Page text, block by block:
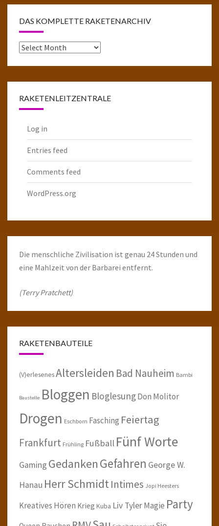
DAS KOMPLETTE RAKETENARCHIV
Das
RAKETENLEITZENTRALE
Log in
Entries feed
Comments feed
WordPress.org
Die menschliche Zivilisation ist genau 24 Stunden und
eine Mahlzeit von der Barbarei entfernt.
(Terry Pratchett)
RAKETENBAUTEILE
(V)erlesenesAltersleiden Bad Nauheim Bambi
Baustelle Bloggen BloglesungDon Molitor
Drogen Eschborn Fasching Feiertag
Frankfurt Frühling Fußball Fünf Worte
Gaming GedankenGefahren George W.
Hanau Herr SchmidtIntimes Jopi Heesters
Kreatives Hören Krieg Kuba Liv TylerMagie Party